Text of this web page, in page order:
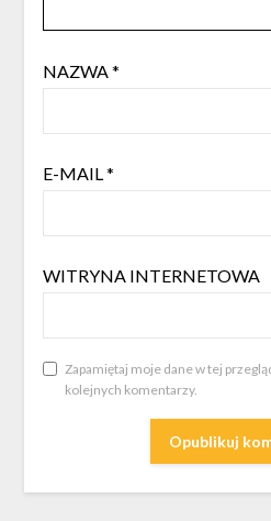
NAZWA*
E-MAIL*
WITRYNA INTERNETOWA
Zapamiętaj moje dane w tej
kolejnych komentarzy.